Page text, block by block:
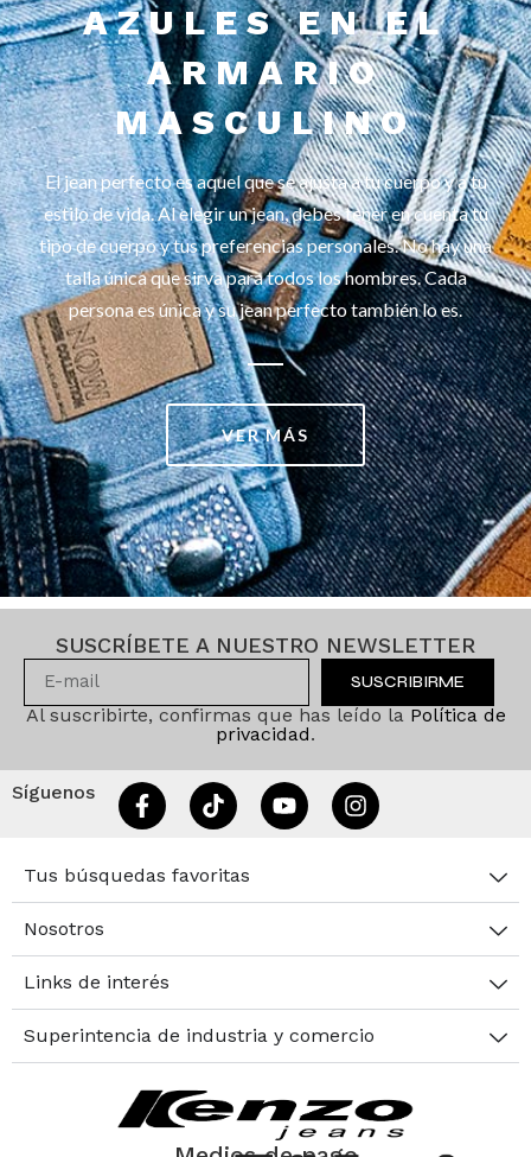
AZULES EN EL
ARMARIO
MASCULINO
El jean perfecto es aquel que se ajusta a tu cuerpo y a tu
estilo de vida. Al elegir un jean, debes tener en cuenta tu
tipo de cuerpo y tus preferencias personales. No hay una
talla única que sirva para todos los hombres. Cada
persona es única y su jean perfecto también lo es.
VER MÁS
SUSCRÍBETE A NUESTRO NEWSLETTER
SUSCRIBIRME
Al suscribirte, confirmas que has leído la Política de
privacidad.
Síguenos
Tus búsquedas favoritas
Nosotros
Links de interés
Superintencia de industria y comercio